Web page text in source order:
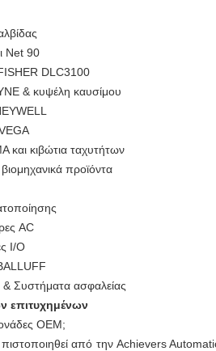
Net 90
DLC3100
& κυψέλη καυσίμου
και κιβώτια ταχυτήτων
προϊόντα
AC
I/O
Συστήματα ασφαλείας
επιτυχημένων
OEM;
από την Achievers